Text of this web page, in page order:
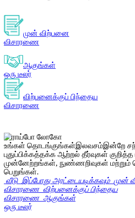
முன் விற்பனை
விசாரணை
ஆகுங்கள்
ஒரு டீலர்
விற்பனைக்குப் பிந்தைய
விசாரணை
உங்கள் தொடங்குங்கள்இலவசம்இன்றே
புதுப்பிக்கத்தக்க ஆற்றல் தீர்வுகள்
முன்னேற்றங்கள், நுண்ணறிவுகள் மற்றும்
பெறுங்கள்.
வீடு இப்போது அரட்டையடிக்கவும் முன்
விசாரணை விற்பனைக்குப் பிந்தைய
விசாரணை ஆகுங்கள்
ஒரு டீலர்